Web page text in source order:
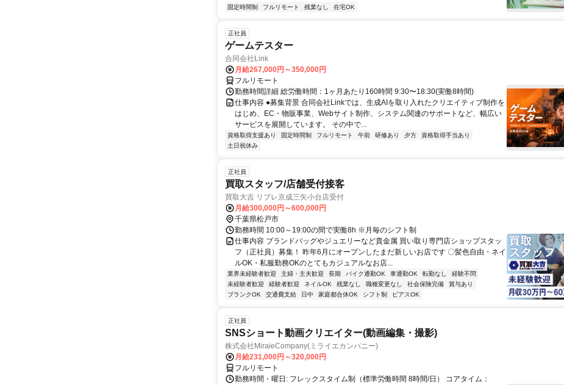
固定時間制 フルリモート 残業なし 在宅OK
正社員
ゲームテスター
合同会社Link
月給267,000円～350,000円
フルリモート
勤務時間詳細 総労働時間：1ヶ月あたり160時間 9:30〜18:30(実働8時間)
仕事内容 ●募集背景 合同会社Linkでは、生成AIを取り入れたクリエイティブ制作を
はじめ、EC・物販事業、Webサイト制作、システム関連のサポートなど、幅広い
サービスを展開しています。 その中で...
資格取得支援あり 固定時間制 フルリモート 午前 研修あり 夕方
資格取得手当あり
土日祝休み
正社員
買取スタッフ/店舗受付接客
買取大吉 リブレ京成三矢小台店受付
月給300,000円～600,000円
千葉県松戸市
勤務時間 10:00～19:00の間で実働8h ※月毎のシフト制
仕事内容 ブランドバッグやジュエリーなど貴金属 買い取り専門店ショップスタッ
フ（正社員）募集！ 昨年6月にオープンしたまだ新しいお店です 〇髪色自由・ネイ
ルOK・私服勤務OKのとてもカジュアルなお店...
業界未経験者歓迎 主婦・主夫歓迎 長期 バイク通勤OK 車通勤OK 転勤なし
経験不問
未経験者歓迎
経験者歓迎 ネイルOK 残業なし 職種変更なし 社会保険完備
賞与あり
ブランクOK
交通費支給 日中 家庭都合休OK シフト制 ピアスOK
正社員
SNSショート動画クリエイター(動画編集・撮影)
株式会社MiraieCompany(ミライエカンパニー)
月給231,000円～320,000円
フルリモート
勤務時間・曜日: フレックスタイム制（標準労働時間 8時間/日） コアタイム：